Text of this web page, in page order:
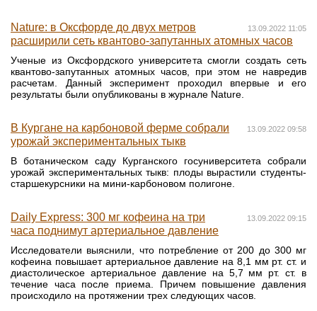
13.09.2022 11:05
Nature: в Оксфорде до двух метров
расширили сеть квантово-запутанных атомных часов
Ученые из Оксфордского университета смогли создать сеть
квантово-запутанных атомных часов, при этом не навредив
расчетам. Данный эксперимент проходил впервые и его
результаты были опубликованы в журнале Nature.
13.09.2022 09:58
В Кургане на карбоновой ферме собрали
урожай экспериментальных тыкв
В ботаническом саду Курганского госуниверситета собрали
урожай экспериментальных тыкв: плоды вырастили студенты-
старшекурсники на мини-карбоновом полигоне.
13.09.2022 09:15
Daily Express: 300 мг кофеина на три
часа поднимут артериальное давление
Исследователи выяснили, что потребление от 200 до 300 мг
кофеина повышает артериальное давление на 8,1 мм рт. ст. и
диастолическое артериальное давление на 5,7 мм рт. ст. в
течение часа после приема. Причем повышение давления
происходило на протяжении трех следующих часов.